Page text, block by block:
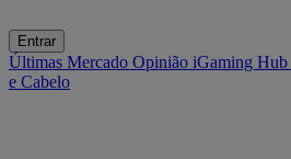
Entrar
Últimas Mercado Opinião iGaming Hub
e Cabelo